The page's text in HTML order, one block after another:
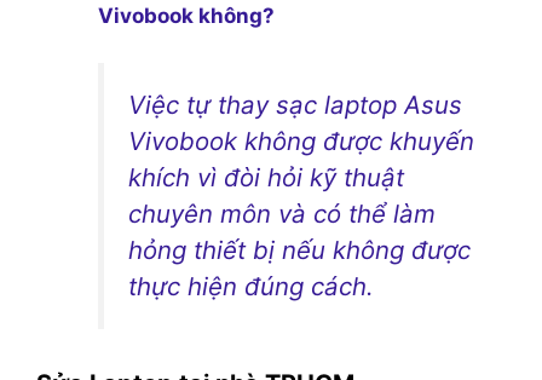
Vivobook không?
Việc tự thay sạc laptop Asus
Vivobook không được khuyến
khích vì đòi hỏi kỹ thuật
chuyên môn và có thể làm
hỏng thiết bị nếu không được
thực hiện đúng cách.